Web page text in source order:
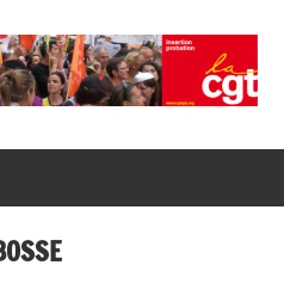
CGT
insertion
probation